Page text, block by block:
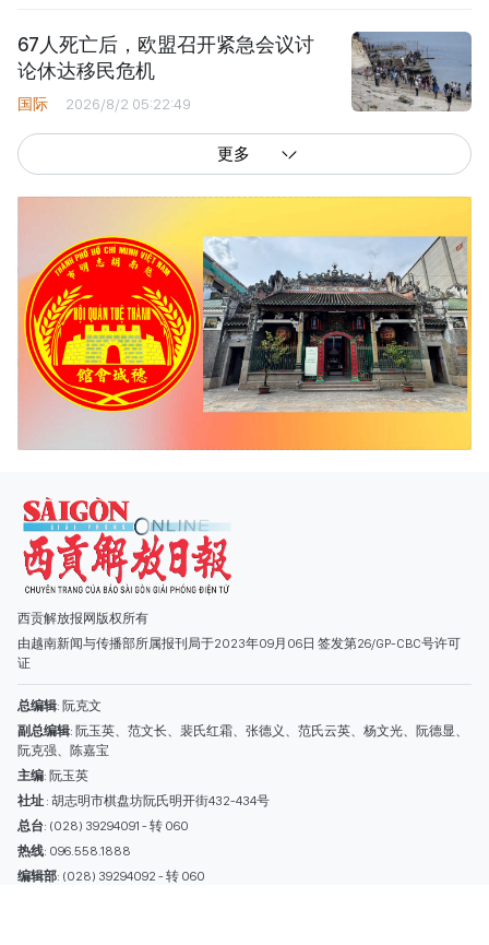
67人死亡后，欧盟召开紧急会议讨
论休达移民危机
国际 2026/8/2 05:22:49
更多
西贡解放报网版权所有
由越南新闻与传播部所属报刊局于2023年09月06日 签发第26/GP-CBC号许可
副总编辑: 阮玉英、范文长、裴氏红霜、张德义、范氏云英、杨文光、阮德显、
阮克强、陈嘉宝
主编: 阮玉英
社址: 胡志明市棋盘坊阮氏明开街432-434号
总台: (028) 39294091 - 转 060
热线: 096.558.1888
编辑部: (028) 39294092 - 转 060
电子信箱
广告部
(028) 38334185
quangcaohoavan09@gmail.com;
类别